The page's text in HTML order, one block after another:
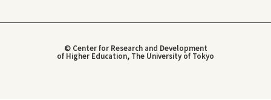
© Center for Research and Development
of Higher Education, The University of Tokyo